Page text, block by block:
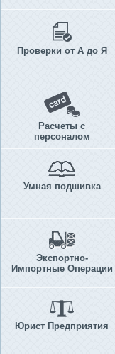
Проверки от А до Я
Расчеты с
персоналом
Умная подшивка
Экспортно-
Импортные Операции
Юрист Предприятия